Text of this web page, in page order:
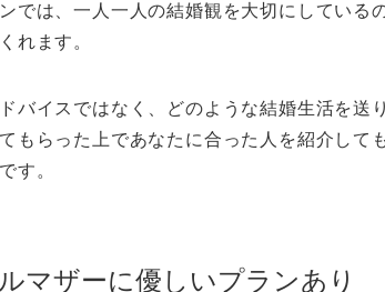
では、一人一人の結婚観を大切にしている
れます。
バイスではなく、どのような結婚生活を送
もらった上であなたに合った人を紹介して
す。
マザーに優しいプランあり